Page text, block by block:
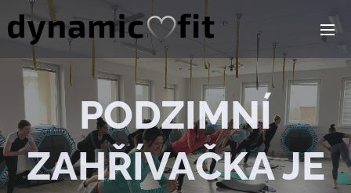
PODZIMNÍ
ZAHŘÍVAČKA JE